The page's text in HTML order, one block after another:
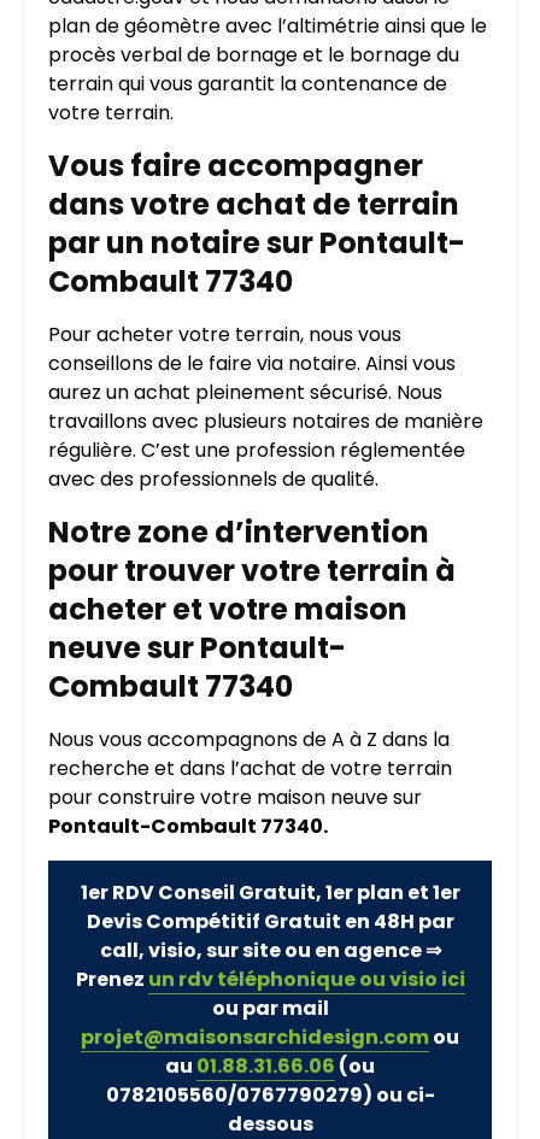
plan de géomètre avec l’altimétrie ainsi que le
procès verbal de bornage et le bornage du
terrain qui vous garantit la contenance de
votre terrain.
Vous faire accompagner
dans votre achat de terrain
par un notaire sur Pontault-
Combault 77340
Pour acheter votre terrain, nous vous
conseillons de le faire via notaire. Ainsi vous
aurez un achat pleinement sécurisé. Nous
travaillons avec plusieurs notaires de manière
régulière. C’est une profession réglementée
avec des professionnels de qualité.
Notre zone d’intervention
pour trouver votre terrain à
acheter et votre maison
neuve sur Pontault-
Combault 77340
Nous vous accompagnons de A à Z dans la
recherche et dans l’achat de votre terrain
pour construire votre maison neuve sur
Pontault-Combault 77340.
1er RDV Conseil Gratuit, 1er plan et 1er
Devis Compétitif Gratuit en 48H par
call, visio, sur site ou en agence ⇒
Prenez un rdv téléphonique ou visio ici
ou par mail
projet@maisonsarchidesign.comou
au 01.88.31.66.06 (ou
0782105560/0767790279) ou ci-
dessous